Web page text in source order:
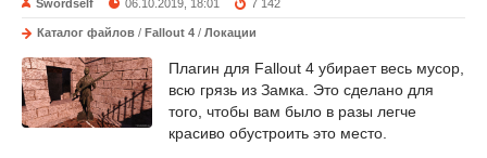
Swordself 06.10.2019, 18:01 7 142
Каталог файлов / Fallout 4 / Локации
Плагин для Fallout 4 убирает весь мусор,
всю грязь из Замка. Это сделано для
того, чтобы вам было в разы легче
красиво обустроить это место.